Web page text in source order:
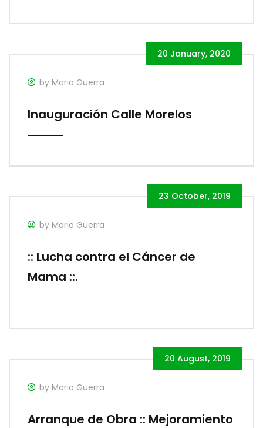
20 January, 2020
by Mario Guerra
Inauguración Calle Morelos
23 October, 2019
by Mario Guerra
:: Lucha contra el Cáncer de
Mama ::.
20 August, 2019
by Mario Guerra
Arranque de Obra :: Mejoramiento